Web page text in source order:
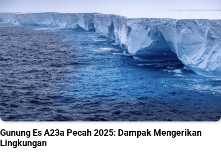
Gunung Es A23a Pecah 2025: Dampak Mengerikan
Lingkungan